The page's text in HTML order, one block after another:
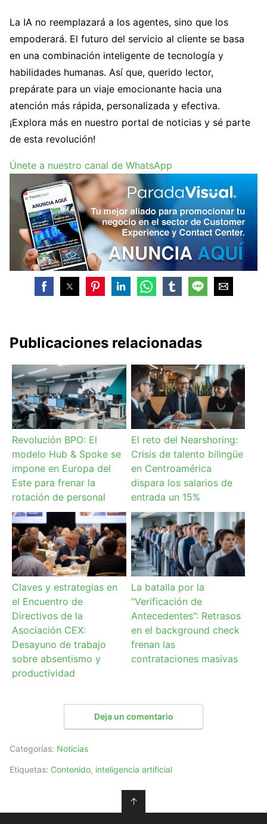
La IA no reemplazará a los agentes, sino que los
empoderará. El futuro del servicio al cliente se basa
en una combinación inteligente de tecnología y
habilidades humanas. Así que, querido lector,
prepárate para un viaje emocionante hacia una
atención más rápida, personalizada y efectiva.
¡Explora más en nuestro portal de noticias y sé parte
de esta revolución!
Únete a nuestro canal de WhatsApp
Publicaciones relacionadas
Revolución BPO: El
modelo Hub & Spoke se
impone en Europa del
Este para frenar la
rotación de personal
El reto del Nearshoring:
Crisis de talento bilingüe
en Centroamérica
dispara los salarios de
entrada un 15%
Claves y estrategias en
el Encuentro de
Directivos de la
Asociación CEX:
Desayuno de trabajo
sobre absentismo y
productividad
La batalla por la
“Verificación de
Antecedentes”: Retrasos
en el background check
frenan las
contrataciones masivas
Deja un comentario
Categorías: Noticias
Etiquetas: Contenido, inteligencia artificial
↑